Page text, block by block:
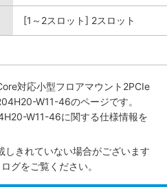
[1～2スロット] 2スロット
対応小型フロアマウント2PCIe
W11-46のページです。
W11-46に関する仕様情報を
しきれていない場合がございます
グをご覧ください。